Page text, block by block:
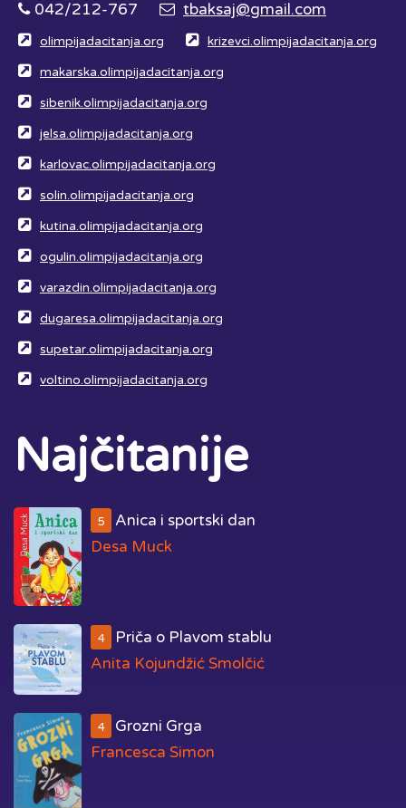
042/212-767
tbaksaj@gmail.com
olimpijadacitanja.org krizevci.olimpijadacitanja.org
makarska.olimpijadacitanja.org
sibenik.olimpijadacitanja.org
jelsa.olimpijadacitanja.org
karlovac.olimpijadacitanja.org
solin.olimpijadacitanja.org
kutina.olimpijadacitanja.org
ogulin.olimpijadacitanja.org
varazdin.olimpijadacitanja.org
dugaresa.olimpijadacitanja.org
supetar.olimpijadacitanja.org
voltino.olimpijadacitanja.org
Najčitanije
5
Anica i sportski dan
Desa Muck
4
Priča o Plavom stablu
Anita Kojundžić Smolčić
4
Grozni Grga
Francesca Simon